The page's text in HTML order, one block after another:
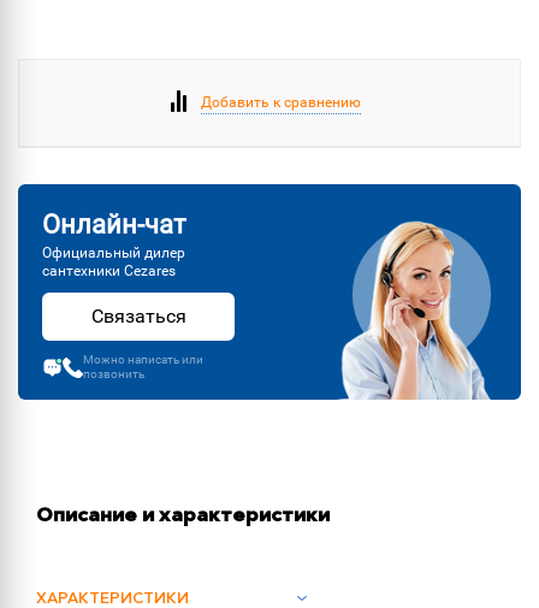
Добавить к сравнению
Онлайн-чат
Официальный дилер
сантехники Cezares
Связаться
Можно написать или
позвонить
Описание и характеристики
ХАРАКТЕРИСТИКИ